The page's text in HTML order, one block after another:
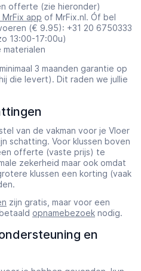
offerte (zie hieronder)
MrFix app of MrFix.nl. Óf bel
(€ 9.95): +31 20 6750333
13:00-17:00u)
materialen
3 maanden garantie op
die levert). Dit raden we jullie
van de vakman voor je Vloer
schatting. Voor klussen boven
offerte (vaste prijs) te
zekerheid maar ook omdat
klussen een korting (vaak
zijn gratis, maar voor een
opnamebezoek nodig.
en